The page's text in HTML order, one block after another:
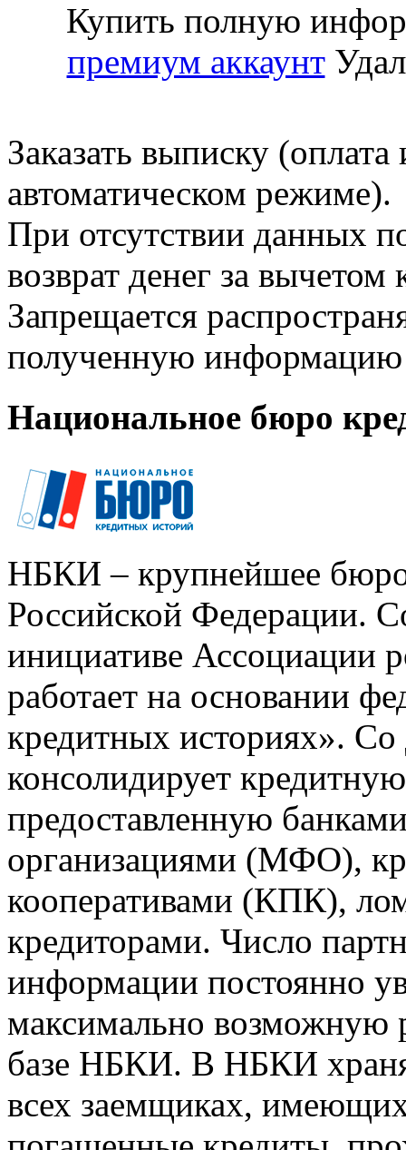
Купить полную
премиум аккаунт
Заказать выписку
автоматическом режиме).
При отсутствии данных
возврат денег за
Запрещается
полученную информацию
Национальное бюро
НБКИ – крупнейшее
Российской Федерации.
инициативе Ассоциации
работает на основании
кредитных историях».
консолидирует
предоставленную
организациями (МФО),
кооперативами (КПК),
кредиторами. Число
информации постоянно
максимально возможную
базе НБКИ. В НБКИ
всех заемщиках,